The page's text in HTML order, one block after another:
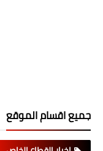
جميع اقسام الموقع